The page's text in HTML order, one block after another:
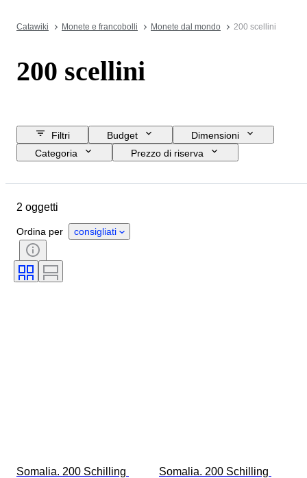
Catawiki Monete e francobolli Monete dal mondo 200 scellini
200 scellini
Filtri Budget
Dimensioni
Categoria
Prezzo di riserva
Materiale
Tipo di moneta
2 oggetti
Ordina per consigliati
Somalia. 200 Schilling
Somalia. 200 Schilling